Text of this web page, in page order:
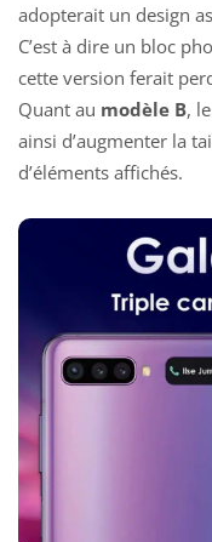
adopterait un design
C’est à dire un bloc
cette version ferait
Quant au modèle B,
ainsi d’augmenter la
d’éléments affichés.